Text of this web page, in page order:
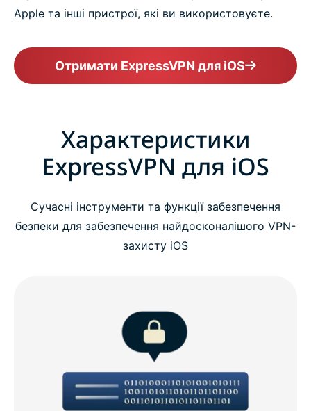
Apple та інші пристрої, які ви використовуєте.
Отримати ExpressVPN для iOS
Характеристики
ExpressVPN для iOS
Сучасні інструменти та функції забезпечення
безпеки для забезпечення найдосконалішого VPN-
захисту iOS